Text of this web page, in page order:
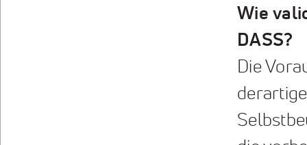
Wie
DASS?
Die